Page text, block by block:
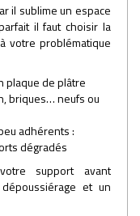
il sublime un espace
il faut choisir la
votre problématique
plaque de plâtre
briques… neufs ou
adhérents :
dégradés
support avant
et un